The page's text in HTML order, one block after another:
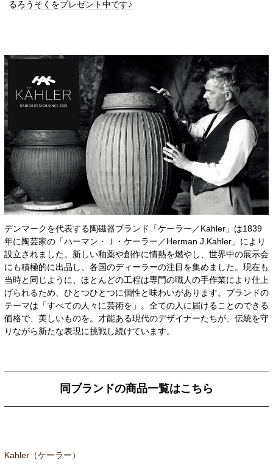
るろうそくをプレゼント中です♪
デンマークを代表する陶磁器ブランド「ケーラー／Kahler」は1839
年に陶芸家の「ハーマン・Ｊ・ケーラー／Herman J.Kahler」により
設立されました。新しい釉薬や創作に情熱を燃やし、世界中の展示会
にも積極的に出品し、各国のディーラーの注目を集めました。現在も
当時と同じように、ほとんどの工程は専門の職人の手作業により仕上
げられるため、ひとつひとつに個性と味わいがあります。ブランドの
テーマは「すべての人々に芸術を」。全ての人に届けることのできる
価格で、美しいものを。才能ある現代のデザイナーたちが、伝統を守
りながら新たな表現に挑戦し続けています。
同ブランドの商品一覧はこちら
Kahler（ケーラー）